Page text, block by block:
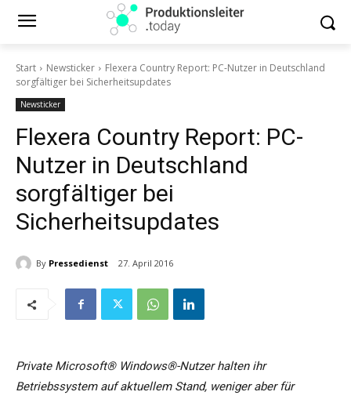
Start Newsticker
Flexera Country Report: PC-Nutzer in Deutschland
sorgfältiger bei Sicherheitsupdates
Newsticker
Flexera Country Report: PC-
Nutzer in Deutschland
sorgfältiger bei
Sicherheitsupdates
By Pressedienst 27. April 2016
Private Microsoft® Windows®-Nutzer halten ihr
Betriebssystem auf aktuellem Stand, weniger aber für